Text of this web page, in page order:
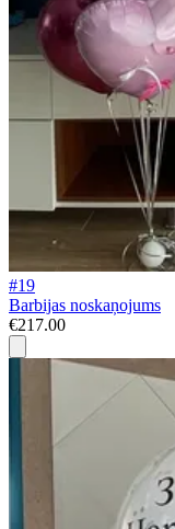
#19
Barbijas noskaņojums
€217.00